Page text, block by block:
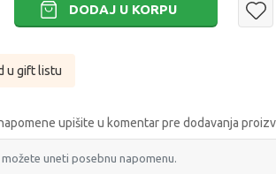
DODAJ U KORPU
u gift listu
upišite u komentar pre dodavanja